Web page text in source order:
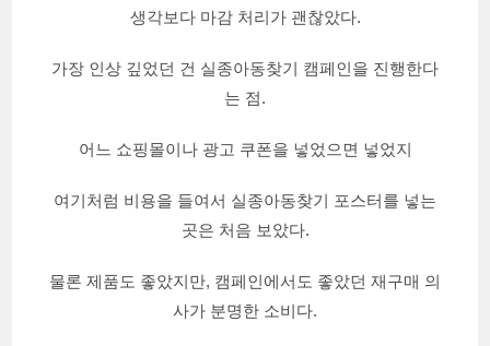
생각보다 마감 처리가 괜찮았다.
가장 인상 깊었던 건 실종아동찾기 캠페인을 진행한다
는 점.
어느 쇼핑몰이나 광고 쿠폰을 넣었으면 넣었지
여기처럼 비용을 들여서 실종아동찾기 포스터를 넣는
곳은 처음 보았다.
물론 제품도 좋았지만, 캠페인에서도 좋았던 재구매 의
사가 분명한 소비다.